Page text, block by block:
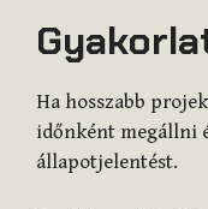
Ha hosszabb
időnként megállni
állapotjelentést.